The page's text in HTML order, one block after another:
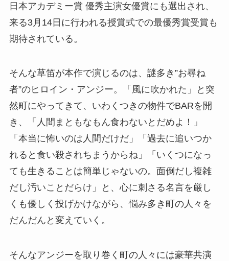
日本アカデミー賞 優秀主演女優賞にも選出され、
来る3月14日に行われる授賞式での最優秀賞受賞も
期待されている。
そんな草笛が本作で演じるのは、謎多き”お尋ね
者”のヒロイン・アンジー。「風に吹かれた」と突
然町にやってきて、いわくつきの物件でBARを開
き、「人間まともなもん食わないとだめよ！」
「本当に怖いのは人間だけだ」「過去に追いつか
れると食い殺されちまうからね」「いくつになっ
ても生きることは簡単じゃないの。面倒だし複雑
だし汚いことだらけ」と、心に刺さる名言を厳し
くも優しく投げかけながら、悩み多き町の人々を
だんだんと変えていく。
そんなアンジーを取り巻く町の人々には豪華共演